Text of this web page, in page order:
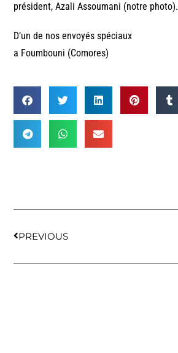
président, Azali Assoumani (notre photo).
D’un de nos envoyés spéciaux
a Foumbouni (Comores)
PREVIOUS